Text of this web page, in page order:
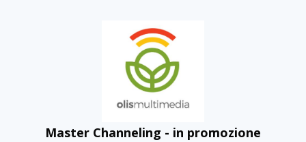
Master Channeling - in promozione